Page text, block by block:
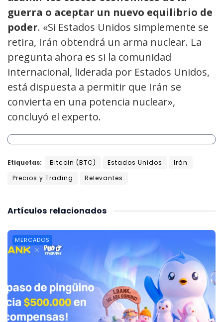
guerra o aceptar un nuevo equilibrio de
poder. «Si Estados Unidos simplemente se
retira, Irán obtendrá un arma nuclear. La
pregunta ahora es si la comunidad
internacional, liderada por Estados Unidos,
está dispuesta a permitir que Irán se
convierta en una potencia nuclear»,
concluyó el experto.
Etiquetas: Bitcoin (BTC) Estados Unidos
Irán
Precios y Trading
Relevantes
relacionados
Artículos
MERCADOS